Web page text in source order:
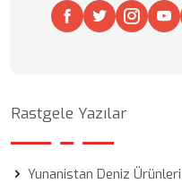
Rastgele Yazılar
Yunanistan Deniz